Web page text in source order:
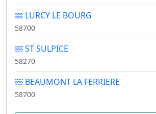
LURCY LE BOURG
58700
ST SULPICE
58270
BEAUMONT LA FERRIERE
58700